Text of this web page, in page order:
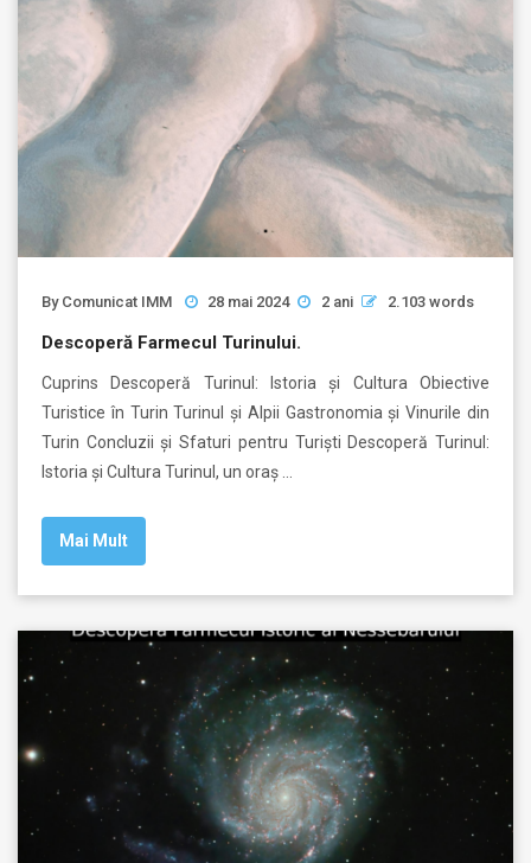
By Comunicat IMM 28 mai 2024 2 ani 2.103 words
Descoperă Farmecul Turinului.
Cuprins Descoperă Turinul: Istoria și Cultura Obiective
Turistice în Turin Turinul și Alpii Gastronomia și Vinurile din
Turin Concluzii și Sfaturi pentru Turiști Descoperă Turinul:
Istoria și Cultura Turinul, un oraș …
Mai Mult